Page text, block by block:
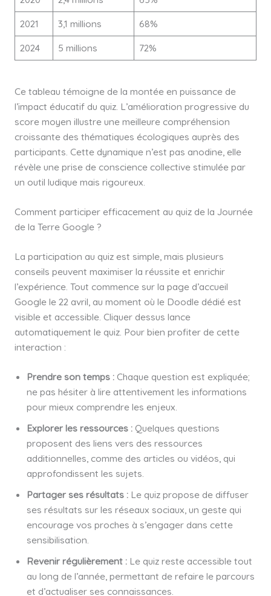
2021
3,1 millions
68%
2024
5 millions 72%
Ce tableau témoigne de la montée en puissance de
l’impact éducatif du quiz. L’amélioration progressive du
score moyen illustre une meilleure compréhension
croissante des thématiques écologiques auprès des
participants. Cette dynamique n’est pas anodine, elle
révèle une prise de conscience collective stimulée par
un outil ludique mais rigoureux.
Comment participer efficacement au quiz de la Journée
de la Terre Google ?
La participation au quiz est simple, mais plusieurs
conseils peuvent maximiser la réussite et enrichir
l’expérience. Tout commence sur la page d’accueil
Google le 22 avril, au moment où le Doodle dédié est
visible et accessible. Cliquer dessus lance
automatiquement le quiz. Pour bien profiter de cette
interaction :
Prendre son temps :Chaque question est expliquée;
ne pas hésiter à lire attentivement les informations
pour mieux comprendre les enjeux.
Explorer les ressources :Quelques questions
proposent des liens vers des ressources
additionnelles, comme des articles ou vidéos, qui
approfondissent les sujets.
Partager ses résultats :Le quiz propose de diffuser
ses résultats sur les réseaux sociaux, un geste qui
encourage vos proches à s’engager dans cette
sensibilisation.
Revenir régulièrement :Le quiz reste accessible tout
au long de l’année, permettant de refaire le parcours
et d’actualiser ses connaissances.